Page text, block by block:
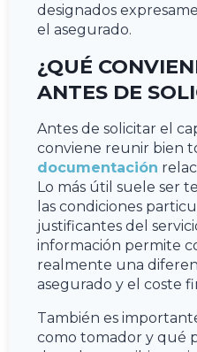
designados
el asegurado.
¿QUÉ
ANTES DE
Antes de solicitar el
conviene reunir bien
documentación
Lo más útil suele ser
las condiciones
justificantes del
información permite
realmente una
asegurado y el coste
También es
como tomador y qué